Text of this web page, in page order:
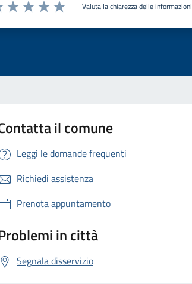
Valuta la chiarezza delle informazioni
il comune
Leggi le domande frequenti
Richiedi assistenza
Prenota appuntamento
in città
Segnala disservizio